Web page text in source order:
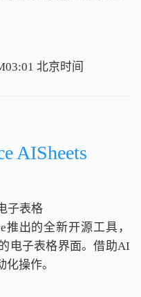
北京时间
北京时间
AISheets
子表格
推出的全新开源工具，
电子表格界面。借助AI
操作。